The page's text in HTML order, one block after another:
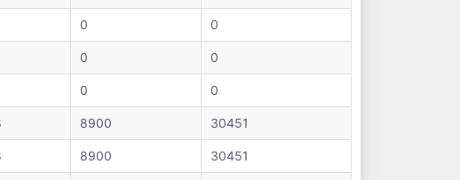
0 0
0 0
0 0
8900 30451
8900 30451